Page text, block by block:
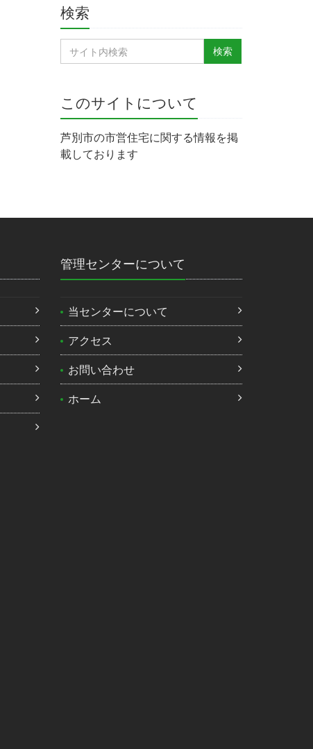
検索
このサイトについて
芦別市の市営住宅に関する情報を掲
載しております
管理センターについて
当センターについて
アクセス
お問い合わせ
ホーム